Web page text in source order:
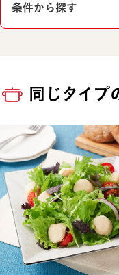
条件から探す
同じタイプ